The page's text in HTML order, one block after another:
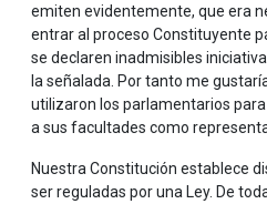
emiten evidentemente, que era
entrar al proceso Constituyente
se declaren inadmisibles
la señalada. Por tanto me
utilizaron los parlamentarios
a sus facultades como
Nuestra Constitución establece
ser reguladas por una Ley. De